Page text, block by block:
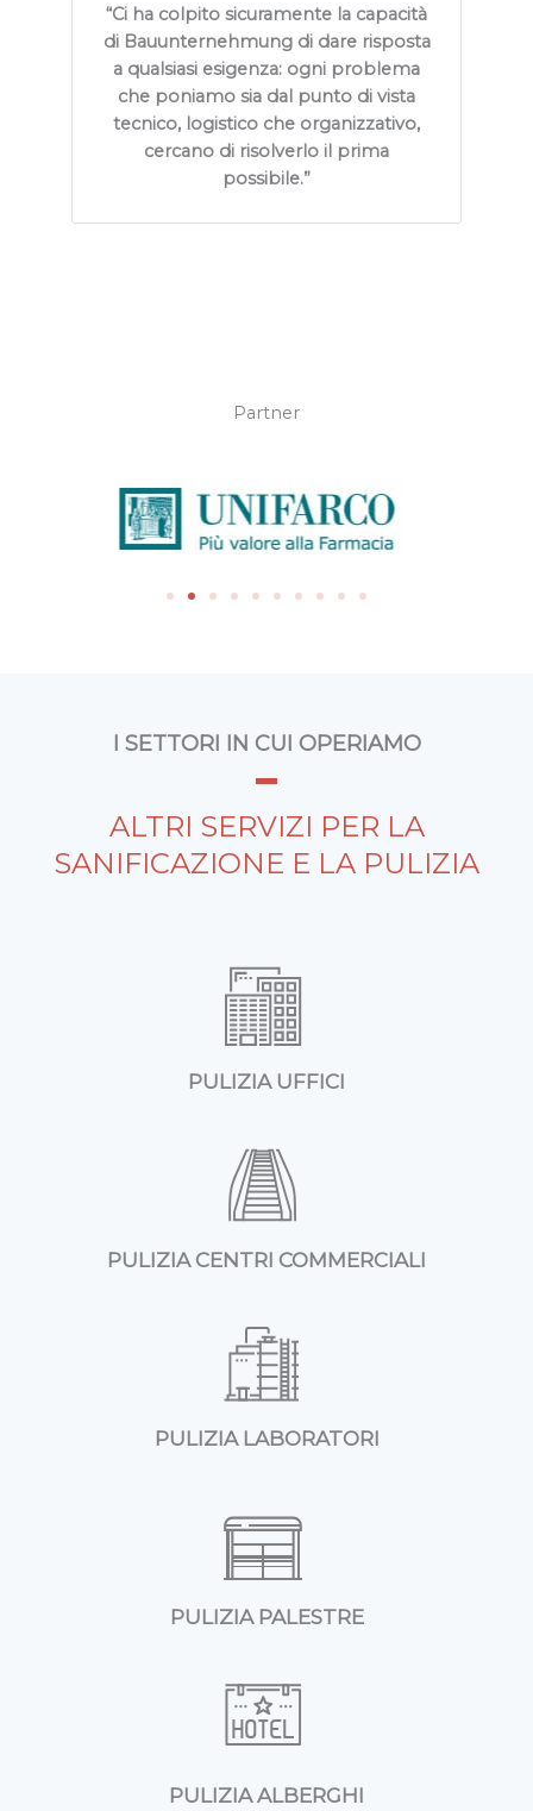
“Ci ha colpito sicuramente la capacità
di Bauunternehmung di dare risposta
a qualsiasi esigenza: ogni problema
che poniamo sia dal punto di vista
tecnico, logistico che organizzativo,
cercano di risolverlo il prima
possibile.”
Partner
I SETTORI IN CUI OPERIAMO
ALTRI SERVIZI PER LA
SANIFICAZIONE E LA PULIZIA
PULIZIA UFFICI
PULIZIA CENTRI COMMERCIALI
PULIZIA LABORATORI
PULIZIA PALESTRE
PULIZIA ALBERGHI